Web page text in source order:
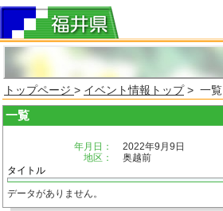
トップページ > イベント情報トップ> 一覧
一覧
年月日：
2022年9月9日
地区：
奥越前
タイトル
データがありません。